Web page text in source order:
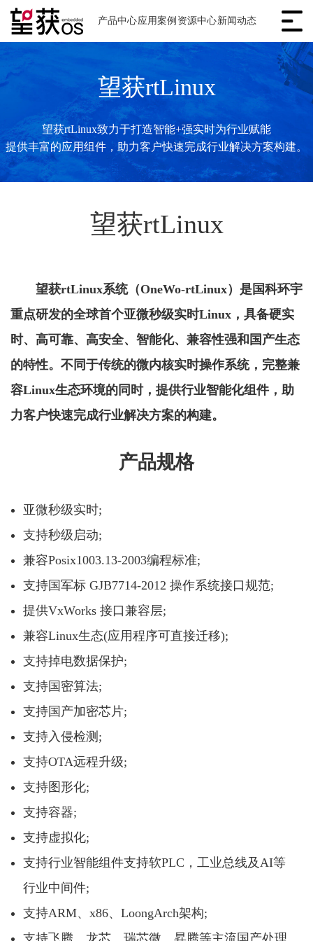
产品中心应用案例 资源中心新闻动态
望获rtLinux
望获rtLinux致力于打造智能+强实时为行业赋能
提供丰富的应用组件，助力客户快速完成行业解决方案构建。
望获rtLinux
望获rtLinux系统（OneWo-rtLinux）是国科环宇
重点研发的全球首个亚微秒级实时Linux，具备硬实
时、高可靠、高安全、智能化、兼容性强和国产生态
的特性。不同于传统的微内核实时操作系统，完整兼
容Linux生态环境的同时，提供行业智能化组件，助
力客户快速完成行业解决方案的构建。
产品规格
亚微秒级实时;
支持秒级启动;
兼容Posix1003.13-2003编程标准;
支持国军标 GJB7714-2012 操作系统接口规范;
提供VxWorks 接口兼容层;
兼容Linux生态(应用程序可直接迁移);
支持掉电数据保护;
支持国密算法;
支持国产加密芯片;
支持入侵检测;
支持OTA远程升级;
支持图形化;
支持容器;
支持虚拟化;
支持行业智能组件支持软PLC，工业总线及AI等
行业中间件;
支持ARM、x86、LoongArch架构;
支持飞腾、龙芯、瑞芯微、昇腾等主流国产处理